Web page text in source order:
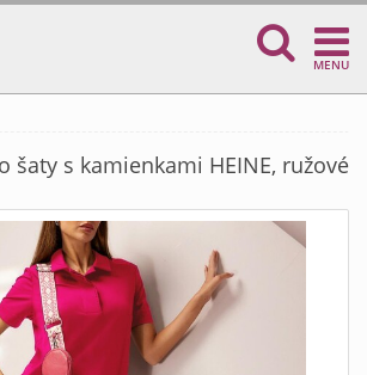
MENU
šaty s kamienkami HEINE, ružové